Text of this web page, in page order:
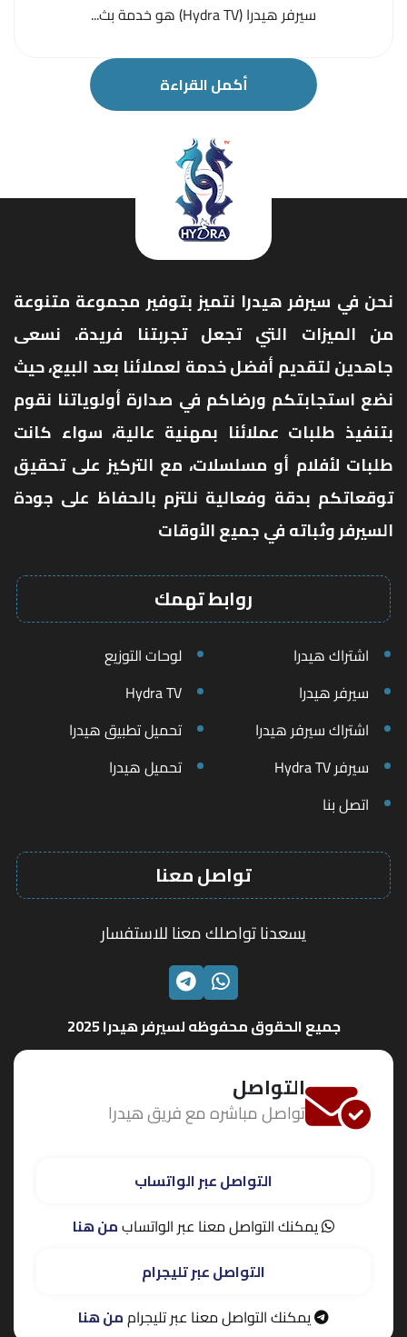
سيرفر هيدرا (Hydra TV) هو خدمة بث...
أكمل القراءة
نحن في سيرفر هيدرا نتميز بتوفير مجموعة متنوعة
من الميزات التي تجعل تجربتنا فريدة. نسعى
جاهدين لتقديم أفضل خدمة لعملائنا بعد البيع، حيث
نضع استجابتكم ورضاكم في صدارة أولوياتنا نقوم
بتنفيذ طلبات عملائنا بمهنية عالية، سواء كانت
طلبات لأفلام أو مسلسلات، مع التركيز على تحقيق
توقعاتكم بدقة وفعالية نلتزم بالحفاظ على جودة
السيرفر وثباته في جميع الأوقات
روابط تهمك
اشتراك هيدرا
لوحات التوزيع
سيرفر هيدرا
Hydra TV
اشتراك سيرفر هيدرا
تحميل تطبيق هيدرا
سيرفر Hydra TV
تحميل هيدرا
اتصل بنا
تواصل معنا
يسعدنا تواصلك معنا للاستفسار
الواتسابتليجرام
جميع الحقوق محفوظه لسيرفر هيدرا 2025
التواصل
تواصل مباشره مع فريق هيدرا
التواصل عبر الواتساب
يمكنك التواصل معنا عبر الواتسابمن هنا
التواصل عبر تليجرام
يمكنك التواصل معنا عبر تليجراممن هنا